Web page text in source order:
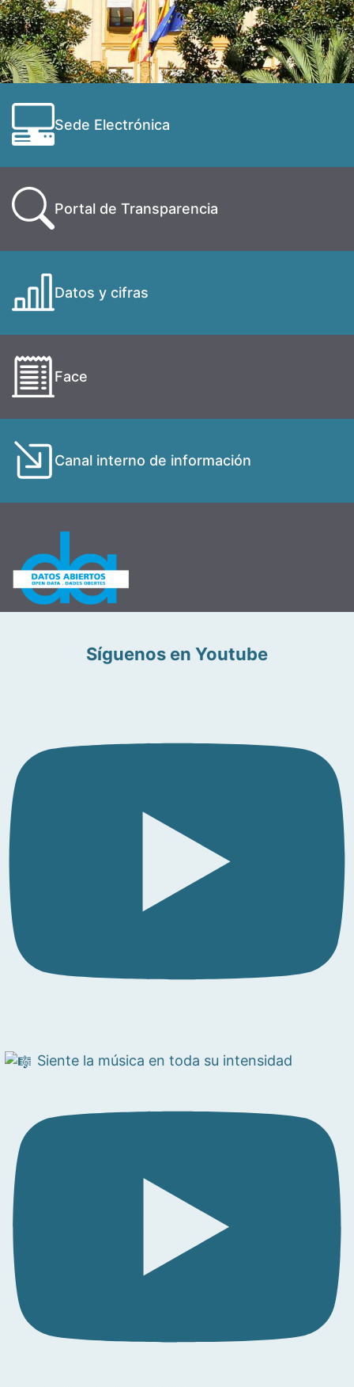
Sede Electrónica
Portal de Transparencia
Datos y cifras
Face
Canal interno de información
Síguenos en Youtube
Siente la música en toda su intensidad